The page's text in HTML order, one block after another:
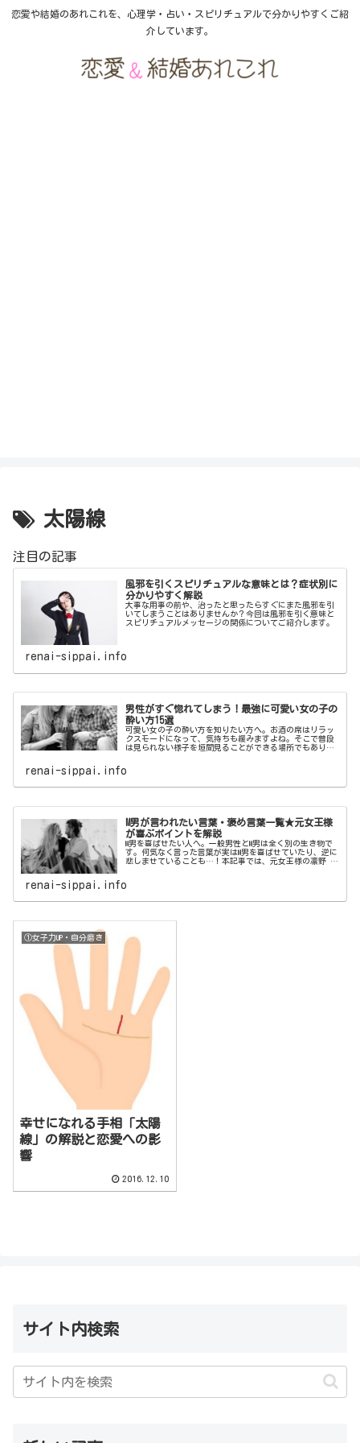
恋愛や結婚のあれこれを、心理学・占い・スピリチュアルで分かりやすくご紹
介しています。
太陽線
注目の記事
風邪を引くスピリチュアルな意味とは？症状別に
分かりやすく解説
大事な用事の前や、治ったと思ったらすぐにまた風邪を引
いてしまうことはありませんか？今回は風邪を引く意味と
スピリチュアルメッセージの関係についてご紹介します。
renai-sippai.info
男性がすぐ惚れてしまう！最強に可愛い女の子の
酔い方15選
可愛い女の子の酔い方を知りたい方へ。お酒の席はリラッ
クスモードになって、気持ちも緩みますよね。そこで普段
は見られない様子を垣間見ることができる場所でもありま
renai-sippai.info
M男が言われたい言葉・褒め言葉一覧★元女王様
が喜ぶポイントを解説
M男を喜ばせたい人へ。一般男性とM男は全く別の生き物で
す。何気なく言った言葉が実はM男を喜ばせていたり、逆に
悲しませていることも…！本記事では、元女王様の凛野 祈
renai-sippai.info
①女子力UP・自分磨き
幸せになれる手相「太陽
線」の解説と恋愛への影
響
2016.12.10
サイト内検索